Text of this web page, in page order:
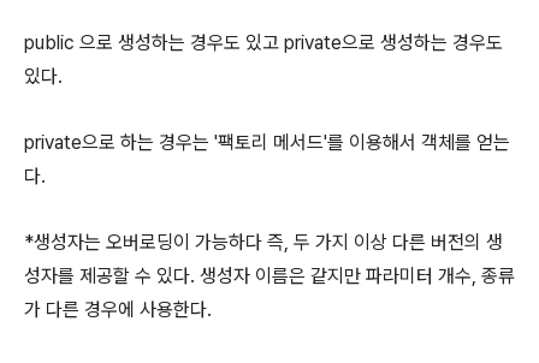
public 으로 생성하는 경우도 있고 private으로 생성하는 경우도
있다.
private으로 하는 경우는 '팩토리 메서드'를 이용해서 객체를 얻는
다.
*생성자는 오버로딩이 가능하다 즉, 두 가지 이상 다른 버전의 생
성자를 제공할 수 있다. 생성자 이름은 같지만 파라미터 개수, 종류
가 다른 경우에 사용한다.